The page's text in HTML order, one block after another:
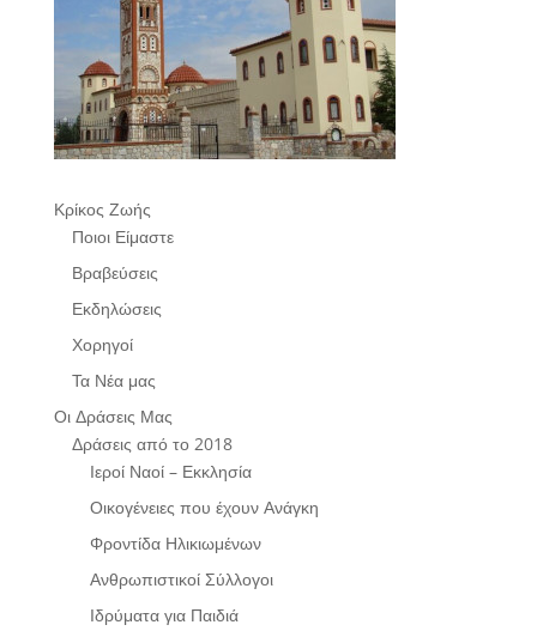
Κρίκος Ζωής
Ποιοι Είμαστε
Βραβεύσεις
Εκδηλώσεις
Χορηγοί
Τα Νέα μας
Οι Δράσεις Μας
Δράσεις από το 2018
Ιεροί Ναοί – Εκκλησία
Οικογένειες που έχουν Ανάγκη
Φροντίδα Ηλικιωμένων
Ανθρωπιστικοί Σύλλογοι
Ιδρύματα για Παιδιά